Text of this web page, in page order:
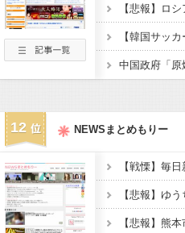
中国政府「原
12 NEWSまとめもりー
【悲報】熊